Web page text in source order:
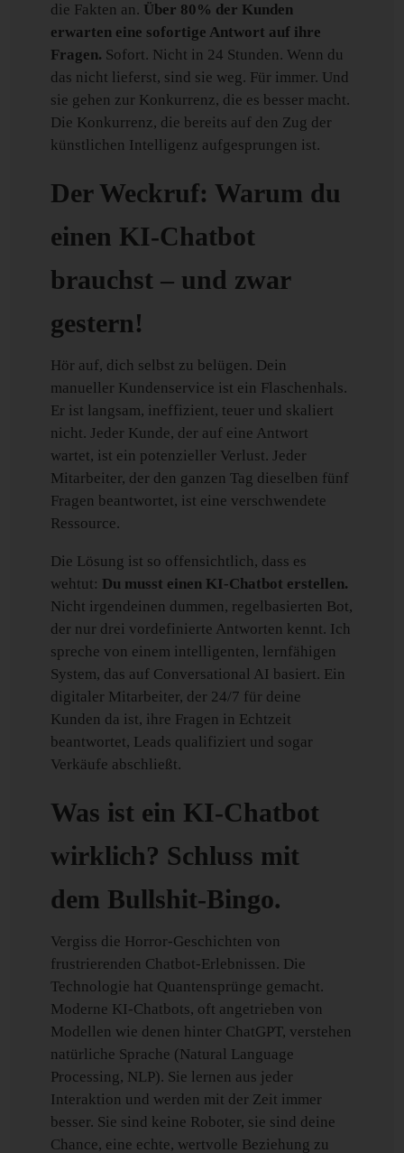
die Fakten an. Über 80% der Kunden
erwarten eine sofortige Antwort auf ihre
Fragen. Sofort. Nicht in 24 Stunden. Wenn du
das nicht lieferst, sind sie weg. Für immer. Und
sie gehen zur Konkurrenz, die es besser macht.
Die Konkurrenz, die bereits auf den Zug der
künstlichen Intelligenz aufgesprungen ist.
Der Weckruf: Warum du
einen KI-Chatbot
brauchst – und zwar
gestern!
Hör auf, dich selbst zu belügen. Dein
manueller Kundenservice ist ein Flaschenhals.
Er ist langsam, ineffizient, teuer und skaliert
nicht. Jeder Kunde, der auf eine Antwort
wartet, ist ein potenzieller Verlust. Jeder
Mitarbeiter, der den ganzen Tag dieselben fünf
Fragen beantwortet, ist eine verschwendete
Ressource.
Die Lösung ist so offensichtlich, dass es
wehtut: Du musst einen KI-Chatbot erstellen.
Nicht irgendeinen dummen, regelbasierten Bot,
der nur drei vordefinierte Antworten kennt. Ich
spreche von einem intelligenten, lernfähigen
System, das auf Conversational AI basiert. Ein
digitaler Mitarbeiter, der 24/7 für deine
Kunden da ist, ihre Fragen in Echtzeit
beantwortet, Leads qualifiziert und sogar
Verkäufe abschließt.
Was ist ein KI-Chatbot
wirklich? Schluss mit
dem Bullshit-Bingo.
Vergiss die Horror-Geschichten von
frustrierenden Chatbot-Erlebnissen. Die
Technologie hat Quantensprünge gemacht.
Moderne KI-Chatbots, oft angetrieben von
Modellen wie denen hinter ChatGPT, verstehen
natürliche Sprache (Natural Language
Processing, NLP). Sie lernen aus jeder
Interaktion und werden mit der Zeit immer
besser. Sie sind keine Roboter, sie sind deine
Chance, eine echte, wertvolle Beziehung zu